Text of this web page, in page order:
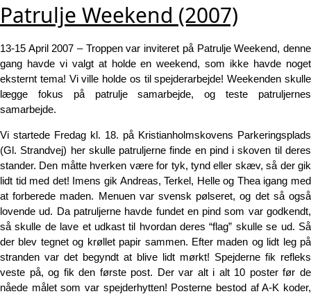
Patrulje Weekend (2007)
13-15 April 2007 – Troppen var inviteret på Patrulje Weekend, denne
gang havde vi valgt at holde en weekend, som ikke havde noget
eksternt tema! Vi ville holde os til spejderarbejde! Weekenden skulle
lægge fokus på patrulje samarbejde, og teste patruljernes
samarbejde.
Vi startede Fredag kl. 18. på Kristianholmskovens Parkeringsplads
(Gl. Strandvej) her skulle patruljerne finde en pind i skoven til deres
stander. Den måtte hverken være for tyk, tynd eller skæv, så der gik
lidt tid med det! Imens gik Andreas, Terkel, Helle og Thea igang med
at forberede maden. Menuen var svensk pølseret, og det så også
lovende ud. Da patruljerne havde fundet en pind som var godkendt,
så skulle de lave et udkast til hvordan deres “flag” skulle se ud. Så
der blev tegnet og krøllet papir sammen. Efter maden og lidt leg på
stranden var det begyndt at blive lidt mørkt! Spejderne fik refleks
veste på, og fik den første post. Der var alt i alt 10 poster før de
nåede målet som var spejderhytten! Posterne bestod af A-K koder,